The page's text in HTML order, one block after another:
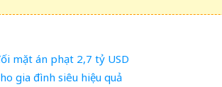
mặt án phạt 2,7 tỷ USD
gia đình siêu hiệu quả